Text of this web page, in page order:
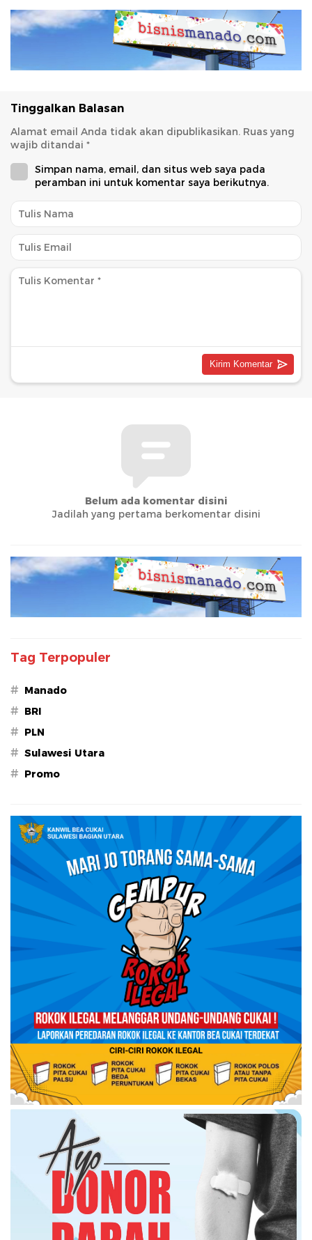
Tinggalkan Balasan
Alamat email Anda tidak akan dipublikasikan. Ruas yang
wajib ditandai *
Simpan nama, email, dan situs web saya pada
peramban ini untuk komentar saya berikutnya.
Belum ada komentar disini
Jadilah yang pertama berkomentar disini
Tag Terpopuler
# Manado
# BRI
# PLN
# Sulawesi Utara
# Promo